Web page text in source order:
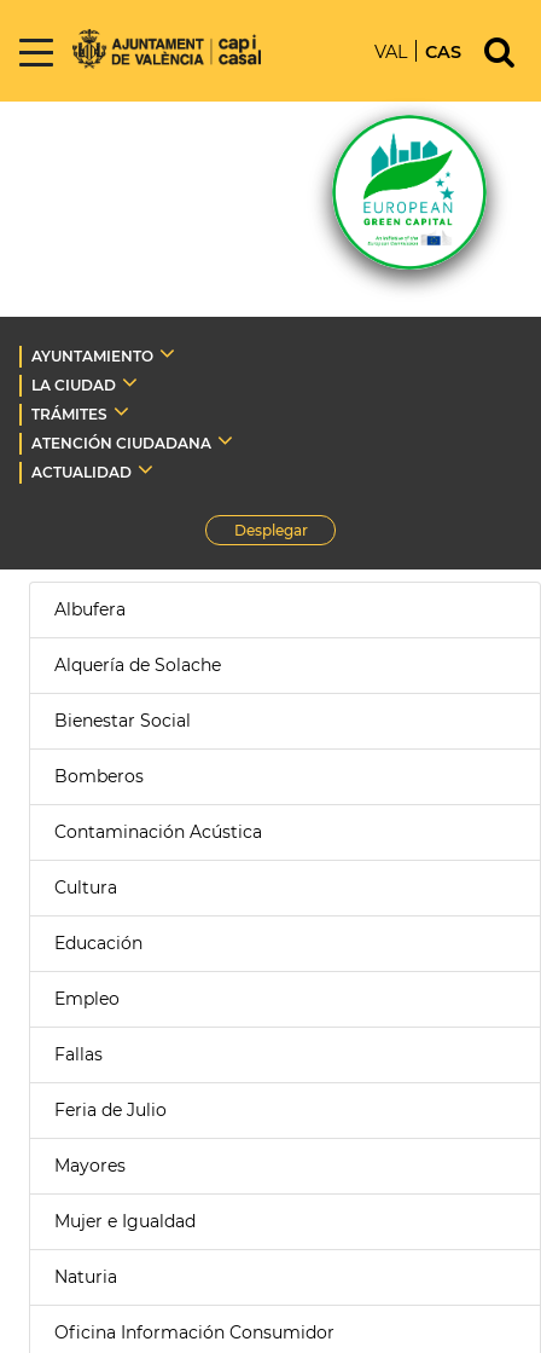
VAL CAS
AYUNTAMIENTO
LA CIUDAD
TRÁMITES
ATENCIÓN CIUDADANA
ACTUALIDAD
Desplegar
Albufera
Alquería de Solache
Bienestar Social
Bomberos
Contaminación Acústica
Cultura
Educación
Empleo
Fallas
Feria de Julio
Mayores
Mujer e Igualdad
Naturia
Oficina Información Consumidor